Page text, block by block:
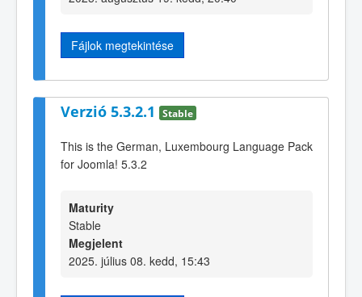
Fájlok megtekintése
Verzió 5.3.2.1 Stable
This is the German, Luxembourg Language Pack
for Joomla! 5.3.2
Maturity
Stable
Megjelent
2025. július 08. kedd, 15:43